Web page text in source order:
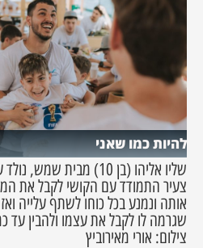
להיות כמו שאני
שליו אליהו (בן 10) מבית
צעיר התמודד עם הקושי לקבל את
אותה ונמנע בכל כוחו לשתף עלייה
שגרמה לו לקבל את עצמו ולהבין
צילום: אורי מאירוביץ